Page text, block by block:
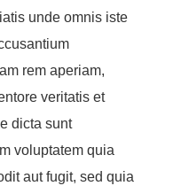
unde omnis iste
rem aperiam,
veritatis et
dicta sunt
voluptatem quia
aut fugit, sed quia